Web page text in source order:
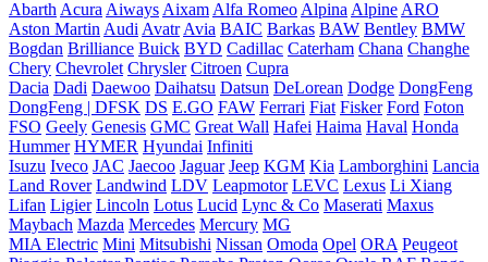
Abarth Acura Aiways Aixam Alfa Romeo Alpina Alpine ARO
Aston Martin Audi Avatr Avia BAIC Barkas BAW Bentley BMW
Bogdan Brilliance Buick BYD Cadillac Caterham Chana Changhe
Chery Chevrolet Chrysler Citroen Cupra
Dacia Dadi Daewoo Daihatsu Datsun DeLorean Dodge DongFeng
DongFeng | DFSK DS E.GO FAW Ferrari Fiat Fisker Ford Foton
FSO Geely Genesis GMC Great Wall Hafei Haima Haval Honda
Hummer HYMER Hyundai Infiniti
Isuzu Iveco JAC Jaecoo Jaguar Jeep KGM Kia Lamborghini Lancia
Land Rover Landwind LDV Leapmotor LEVC Lexus Li Xiang
Lifan Ligier Lincoln Lotus Lucid Lync & Co Maserati Maxus
Maybach Mazda Mercedes Mercury MG
MIA Electric Mini Mitsubishi Nissan Omoda Opel ORA Peugeot